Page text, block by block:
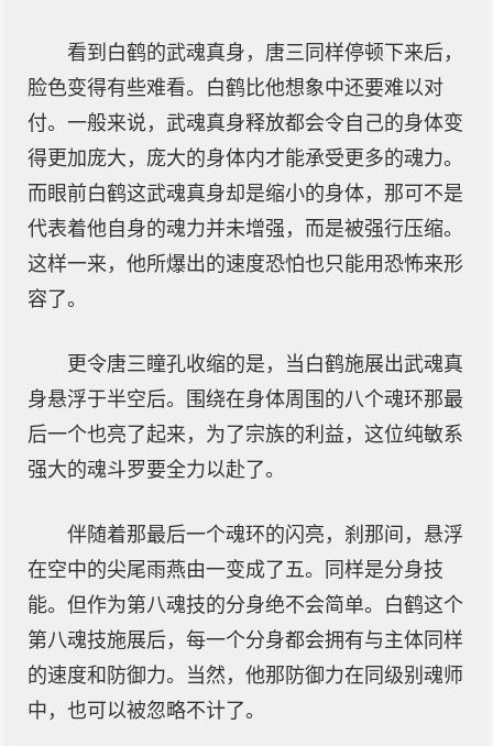
看到白鹤的武魂真身，唐三同样停顿下来后，
脸色变得有些难看。白鹤比他想象中还要难以对
付。一般来说，武魂真身释放都会令自己的身体变
得更加庞大，庞大的身体内才能承受更多的魂力。
而眼前白鹤这武魂真身却是缩小的身体，那可不是
代表着他自身的魂力并未增强，而是被强行压缩。
这样一来，他所爆出的速度恐怕也只能用恐怖来形
容了。
更令唐三瞳孔收缩的是，当白鹤施展出武魂真
身悬浮于半空后。围绕在身体周围的八个魂环那最
后一个也亮了起来，为了宗族的利益，这位纯敏系
强大的魂斗罗要全力以赴了。
伴随着那最后一个魂环的闪亮，刹那间，悬浮
在空中的尖尾雨燕由一变成了五。同样是分身技
能。但作为第八魂技的分身绝不会简单。白鹤这个
第八魂技施展后，每一个分身都会拥有与主体同样
的速度和防御力。当然，他那防御力在同级别魂师
中，也可以被忽略不计了。